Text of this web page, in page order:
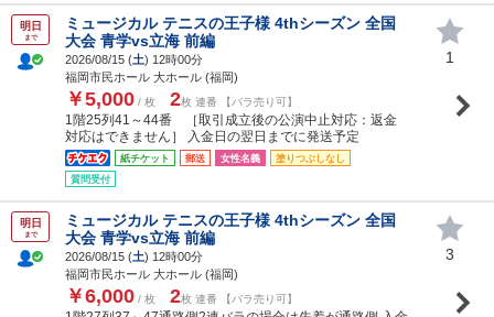
明日
まで
ミュージカル テニスの王子様 4thシーズン 全国
大会 青学vs立海 前編
2026/08/15 (土) 12時00分
福岡市民ホール 大ホール (福岡)
￥5,000 / 枚 2枚 連番 【バラ売り可】
1階25列41～44番 ［取引成立後の公演中止対応：返金
対応はできません］ 入金日の翌日までに発送予定
紙チケット 郵送 女性名義
塗りつぶしなし
質問受付
1
明日
まで
ミュージカル テニスの王子様 4thシーズン 全国
大会 青学vs立海 前編
2026/08/15 (土) 12時00分
福岡市民ホール 大ホール (福岡)
￥6,000 / 枚 2枚 連番 【バラ売り可】
3